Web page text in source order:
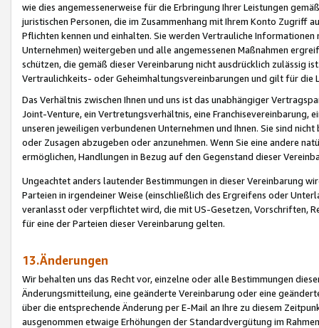
wie dies angemessenerweise für die Erbringung Ihrer Leistungen
juristischen Personen, die im Zusammenhang mit Ihrem Konto
Pflichten kennen und einhalten. Sie werden Vertrauliche
Unternehmen) weitergeben und alle angemessenen Maßnahmen
schützen, die gemäß dieser Vereinbarung nicht ausdrücklich zulässig
Vertraulichkeits- oder Geheimhaltungsvereinbarungen und gilt für die
Das Verhältnis zwischen Ihnen und uns ist das unabhängiger
Joint-Venture, ein Vertretungsverhältnis, eine Franchisevereinbarung,
unseren jeweiligen verbundenen Unternehmen und Ihnen. Sie sind
oder Zusagen abzugeben oder anzunehmen. Wenn Sie eine andere
ermöglichen, Handlungen in Bezug auf den Gegenstand dieser
Ungeachtet anders lautender Bestimmungen in dieser Vereinbarung
Parteien in irgendeiner Weise (einschließlich des Ergreifens oder
veranlasst oder verpflichtet wird, die mit US-Gesetzen, Vorschriften,
für eine der Parteien dieser Vereinbarung gelten.
13.Änderungen
Wir behalten uns das Recht vor, einzelne oder alle Bestimmungen
Änderungsmitteilung, eine geänderte Vereinbarung oder eine
über die entsprechende Änderung per E-Mail an Ihre zu diesem
ausgenommen etwaige Erhöhungen der Standardvergütung im